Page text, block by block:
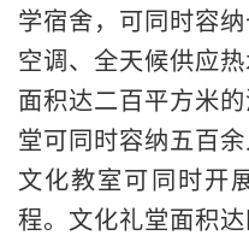
学宿舍，可同时容
空调、全天候供应
面积达二百平方米
堂可同时容纳五百
文化教室可同时开
程。文化礼堂面积